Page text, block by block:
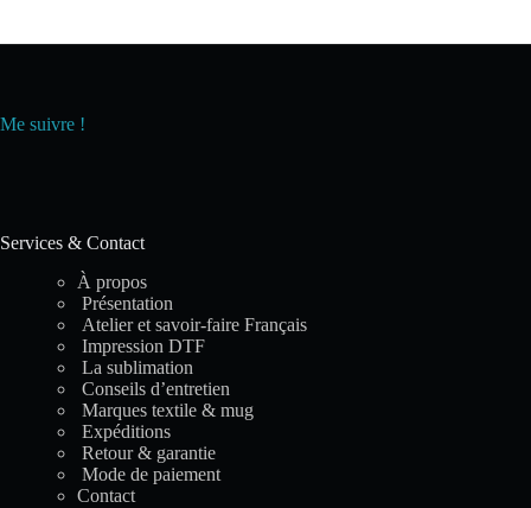
Me suivre !
Services & Contact
À propos
Présentation
Atelier et savoir-faire Français
Impression DTF
La sublimation
Conseils d’entretien
Marques textile & mug
Expéditions
Retour & garantie
Mode de paiement
Contact